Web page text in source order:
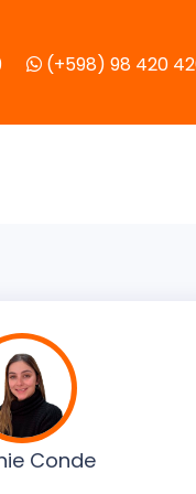
(+598) 98 420
Conde